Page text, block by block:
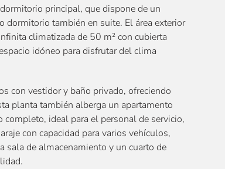
principal, que dispone de un
también en suite. El área exterior
climatizada de 50 m² con cubierta
idóneo para disfrutar del clima
con vestidor y baño privado, ofreciendo
planta también alberga un apartamento
ideal para el personal de servicio,
con capacidad para varios vehículos,
sala de almacenamiento y un cuarto de